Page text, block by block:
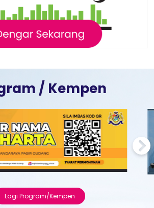
/ Kempen
Next
Lagi Program/Kempen